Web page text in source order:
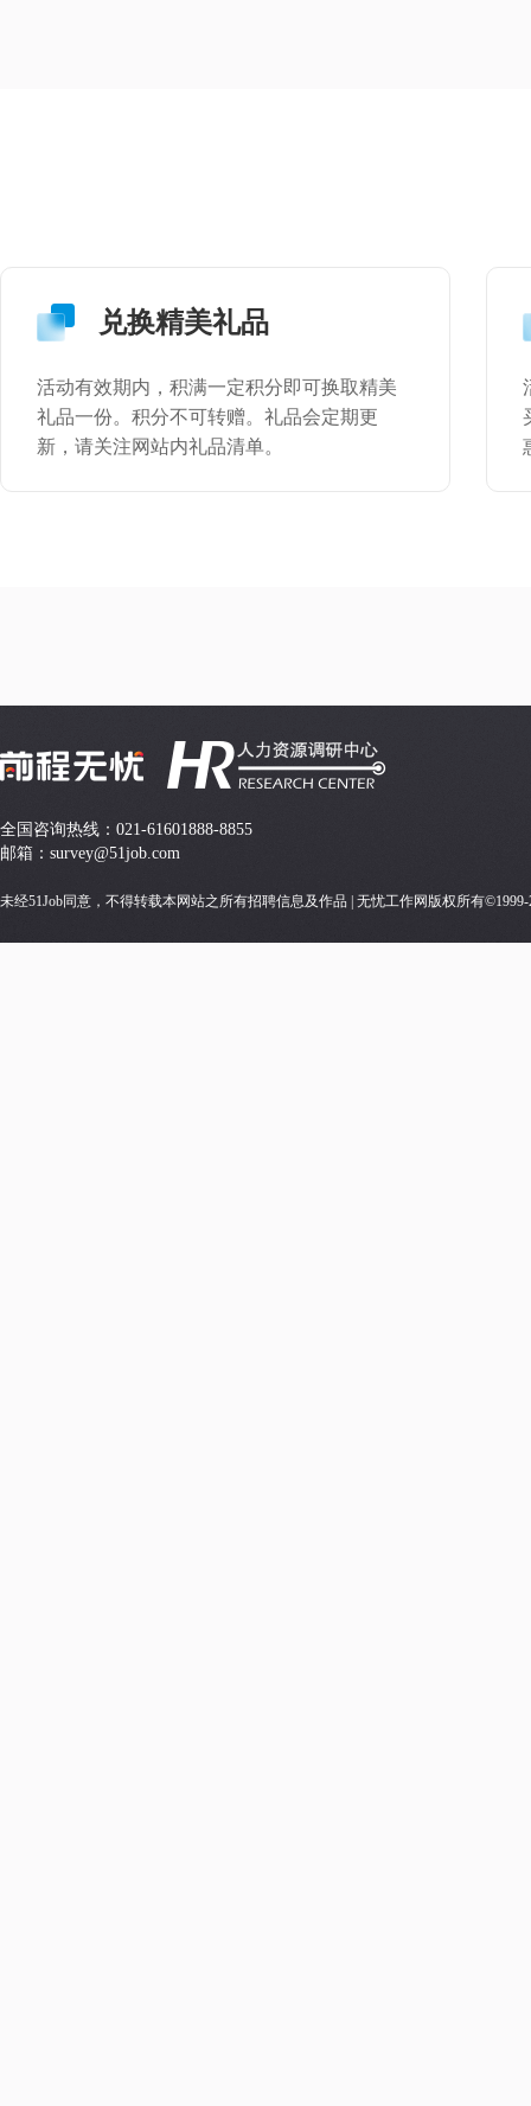
兑换精美礼品
活动有效期内，积满一定积分即可换取精美
礼品一份。积分不可转赠。礼品会定期更
新，请关注网站内礼品清单。
全国咨询热线：021-61601888-8855
邮箱：survey@51job.com
未经51Job同意，不得转载本网站之所有招聘信息及作品 | 无忧工作网版权所有©1999-